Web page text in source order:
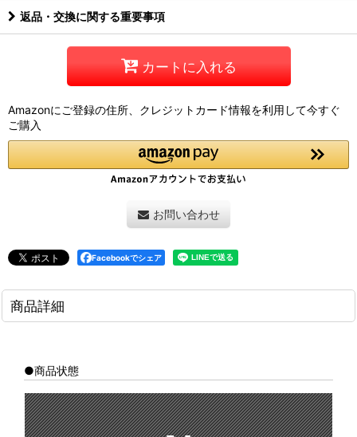
返品・交換に関する重要事項
カートに入れる
Amazonにご登録の住所、クレジットカード情報を利用して今すぐ
ご購入
お問い合わせ
Facebookでシェア
商品詳細
●商品状態